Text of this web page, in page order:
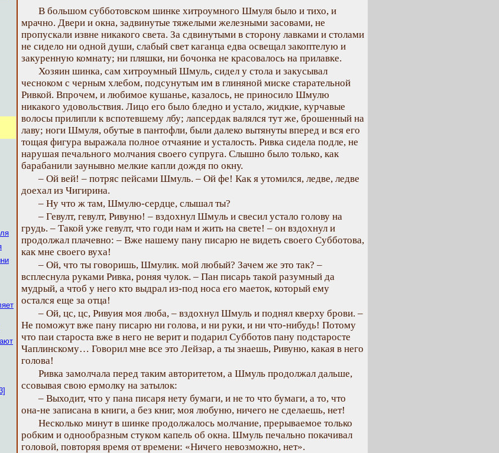
В большом субботовском шинке хитроумного Шмуля было и тихо, и
мрачно. Двери и окна, задвинутые тяжелыми железными засовами, не
пропускали извне никакого света. За сдвинутыми в сторону лавками и столами
не сидело ни одной души, слабый свет каганца едва освещал закоптелую и
закуренную комнату; ни пляшки, ни бочонка не красовалось на прилавке.
Хозяин шинка, сам хитроумный Шмуль, сидел у стола и закусывал
чесноком с черным хлебом, подсунутым им в глиняной миске старательной
Ривкой. Впрочем, и любимое кушанье, казалось, не приносило Шмулю
никакого удовольствия. Лицо его было бледно и устало, жидкие, курчавые
волосы прилипли к вспотевшему лбу; лапсердак валялся тут же, брошенный на
лаву; ноги Шмуля, обутые в пантофли, были далеко вытянуты вперед и вся его
тощая фигура выражала полное отчаяние и усталость. Ривка сидела подле, не
нарушая печального молчания своего супруга. Слышно было только, как
барабанили заунывно мелкие капли дождя по окну.
– Ой вей! – потряс пейсами Шмуль. – Ой фе! Как я утомился, ледве, ледве
доехал из Чигирина.
– Ну что ж там, Шмулю-сердце, слышал ты?
– Гевулт, гевулт, Ривуню! – вздохнул Шмуль и свесил устало голову на
грудь. – Такой уже гевулт, что годи нам и жить на свете! – он вздохнул и
продолжал плачевно: – Вже нашему пану писарю не видеть своего Субботова,
как мне своего вуха!
– Ой, что ты говоришь, Шмулик. мой любый? Зачем же это так? –
всплеснула руками Ривка, роняя чулок. – Пан писарь такой разумный да
мудрый, а чтоб у него кто выдрал из-под носа его маеток, который ему
остался еще за отца!
– Ой, цс, цс, Ривуия моя люба, – вздохнул Шмуль и поднял кверху брови. –
Не поможут вже пану писарю ни голова, и ни руки, и ни что-нибудь! Потому
что паи староста вже в него не верит и подарил Субботов пану подстаросте
Чаплинскому… Говорил мне все это Лейзар, а ты знаешь, Ривуню, какая в него
голова!
Ривка замолчала перед таким авторитетом, а Шмуль продолжал дальше,
ссовывая свою ермолку на затылок:
– Выходит, что у пана писаря нету бумаги, и не то что бумаги, а то, что
она-не записана в книги, а без книг, моя любуню, ничего не сделаешь, нет!
Несколько минут в шинке продолжалось молчание, прерываемое только
робким и однообразным стуком капель об окна. Шмуль печально покачивал
головой, повторяя время от времени: «Ничего невозможно, нет».